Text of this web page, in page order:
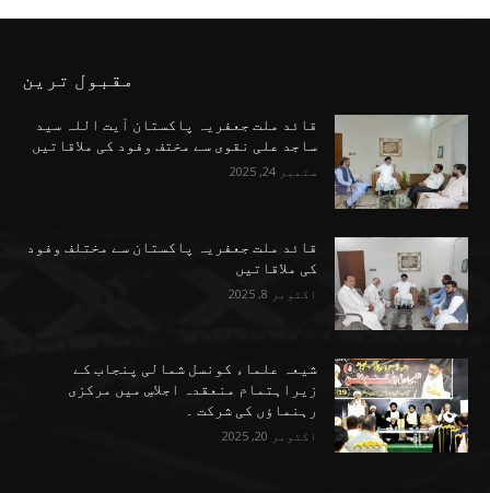
مقبول ترین
قائد ملت جعفریہ پاکستان آیت اللہ سید
ساجد علی نقوی سے مختف وفود کی ملاقاتیں
ستمبر 24, 2025
قائد ملت جعفریہ پاکستان سے مختلف وفود
کی ملاقاتیں
اکتوبر 8, 2025
شیعہ علماء کونسل شمالی پنجاب کے
زیراہتمام منعقدہ اجلاسِ میں مرکزی
رہنماؤں کی شرکت ۔
اکتوبر 20, 2025